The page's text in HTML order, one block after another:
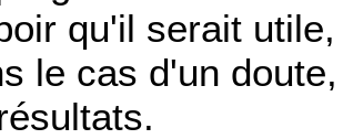
qu'il serait
le cas d'un